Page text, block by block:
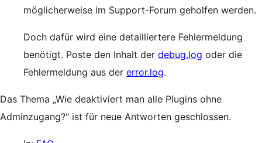
möglicherweise im Support-Forum geholfen werden.
Doch dafür wird eine detailliertere Fehlermeldung
benötigt. Poste den Inhalt der debug.log oder die
Fehlermeldung aus der error.log.
Das Thema „Wie deaktiviert man alle Plugins ohne
Adminzugang?“ ist für neue Antworten geschlossen.